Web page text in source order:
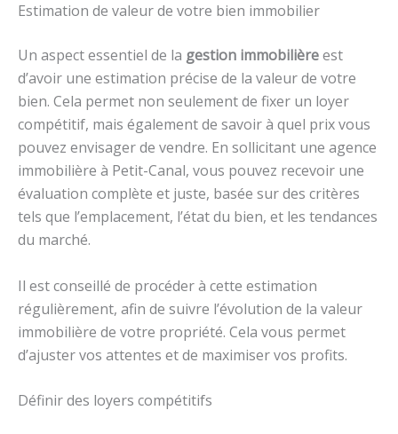
Estimation de valeur de votre bien immobilier
Un aspect essentiel de la gestion immobilièreest
d’avoir une estimation précise de la valeur de votre
bien. Cela permet non seulement de fixer un loyer
compétitif, mais également de savoir à quel prix vous
pouvez envisager de vendre. En sollicitant une agence
immobilière à Petit-Canal, vous pouvez recevoir une
évaluation complète et juste, basée sur des critères
tels que l’emplacement, l’état du bien, et les tendances
du marché.
Il est conseillé de procéder à cette estimation
régulièrement, afin de suivre l’évolution de la valeur
immobilière de votre propriété. Cela vous permet
d’ajuster vos attentes et de maximiser vos profits.
Définir des loyers compétitifs